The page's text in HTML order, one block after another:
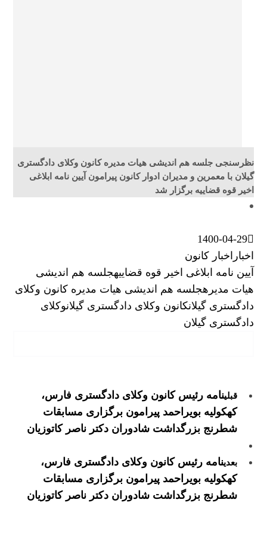
نظرسنجی جلسه هم اندیشی هیات مدیره کانون وکلای دادگستری
گیلان با معمرین و مدیران ادوار کانون پیرامون آیین نامه ابلاغی
اخیر قوه قضاییه برگزار شد
1400-04-29
اخبار اخبار کانون
آیین نامه ابلاغی اخیر قوه قضاییهجلسه هم اندیشی
هیات مدیرهجلسه هم اندیشی هیات مدیره کانون وکلای
دادگستری گیلانکانون وکلای دادگستری گیلانوکلای
دادگستری گیلان
قبلینامه رئیس کانون وکلای دادگستری فارس،
کهکولیه بویراحمد پیرامون برگزاری مسابقات
شطرنج بزرگداشت‌ شادوران دکتر ناصر کاتوزیان
بعدینامه رئیس کانون وکلای دادگستری فارس،
کهکولیه بویراحمد پیرامون برگزاری مسابقات
شطرنج بزرگداشت‌ شادوران دکتر ناصر کاتوزیان